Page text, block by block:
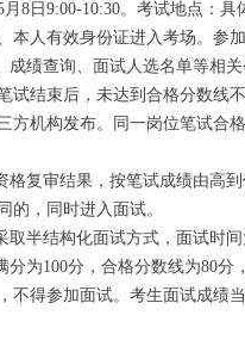
日9:00-10:30。考试地点：具
人有效身份证进入考场。参加
绩查询、面试人选名单等相关
结束后，未达到合格分数线不
方机构发布。同一岗位笔试合
审结果，按笔试成绩由高到
的，同时进入面试。
半结构化面试方式，面试时间
100分，合格分数线为80分
不得参加面试。考生面试成绩当